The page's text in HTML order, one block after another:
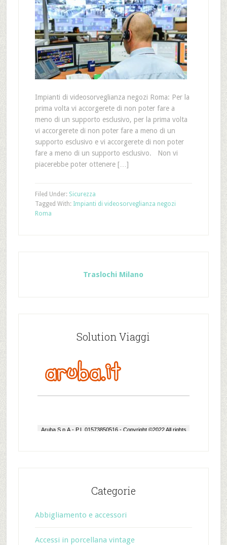
Impianti di videosorveglianza negozi Roma: Per la
prima volta vi accorgerete di non poter fare a
meno di un supporto esclusivo, per la prima volta
vi accorgerete di non poter fare a meno di un
supporto esclusivo e vi accorgerete di non poter
fare a meno di un supporto esclusivo. Non vi
piacerebbe poter ottenere […]
Filed Under: Sicurezza
Tagged With: Impianti di videosorveglianza negozi
Roma
Traslochi Milano
Solution Viaggi
Categorie
Abbigliamento e accessori
Accessi in porcellana vintage